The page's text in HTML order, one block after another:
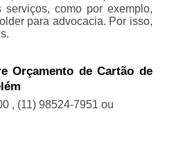
como por exemplo,
para advocacia. Por isso,
Orçamento de Cartão de
, (11) 98524-7951 ou